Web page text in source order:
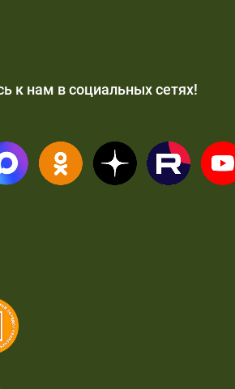
к нам в социальных сетях!